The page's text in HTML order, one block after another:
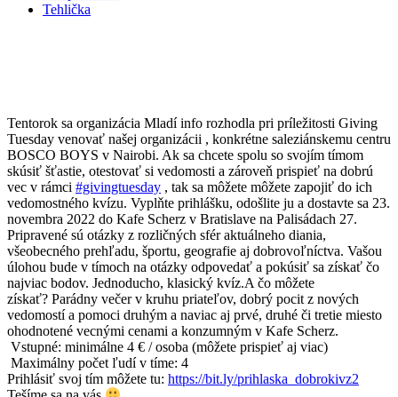
Tehlička
Tentorok sa organizácia Mladí info rozhodla pri príležitosti Giving
Tuesday venovať našej organizácii , konkrétne saleziánskemu centru
BOSCO BOYS v Nairobi. Ak sa chcete spolu so svojím tímom
skúsiť šťastie, otestovať si vedomosti a zároveň prispieť na dobrú
vec v rámci #givingtuesday , tak sa môžete môžete zapojiť do ich
vedomostného kvízu. Vyplňte prihlášku, odošlite ju a dostavte sa 23.
novembra 2022 do Kafe Scherz v Bratislave na Palisádach 27.
Pripravené sú otázky z rozličných sfér aktuálneho diania,
všeobecného prehľadu, športu, geografie aj dobrovoľníctva. Vašou
úlohou bude v tímoch na otázky odpovedať a pokúsiť sa získať čo
najviac bodov. Jednoducho, klasický kvíz.A čo môžete
získať? Parádny večer v kruhu priateľov, dobrý pocit z nových
vedomostí a pomoci druhým a naviac aj prvé, druhé či tretie miesto
ohodnotené vecnými cenami a konzumným v Kafe Scherz.
Vstupné: minimálne 4 € / osoba (môžete prispieť aj viac)
Maximálny počet ľudí v tíme: 4
Prihlásiť svoj tím môžete tu: https://bit.ly/prihlaska_dobrokivz2